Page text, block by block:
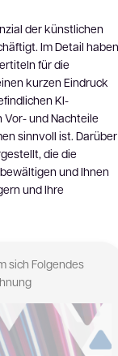
der künstlichen
Im Detail haben
für die
kurzen Eindruck
KI-
und Nachteile
sinnvoll ist. Darüber
die die
und Ihnen
und Ihre
sich Folgendes